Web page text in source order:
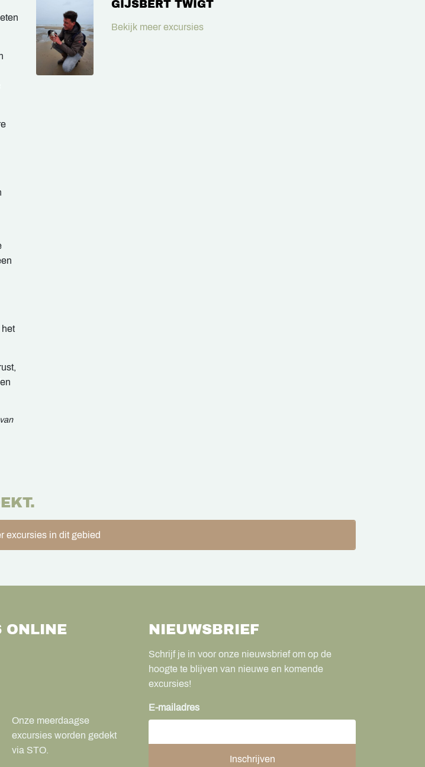
GIJSBERT TWIGT
Bekijk meer excursies
excursies in dit gebied
ONLINE
Onze meerdaagse
excursies worden gedekt
via STO.
NIEUWSBRIEF
Schrijf je in voor onze nieuwsbrief om op de
hoogte te blijven van nieuwe en komende
excursies!
E-mailadres